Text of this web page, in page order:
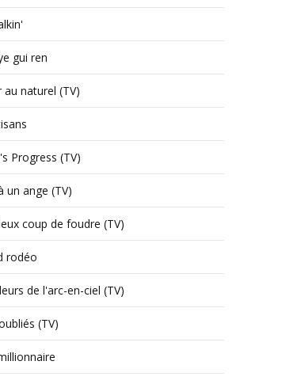
gui ren
au naturel (TV)
Progress (TV)
un ange (TV)
coup de foudre (TV)
rodéo
de l'arc-en-ciel (TV)
(TV)